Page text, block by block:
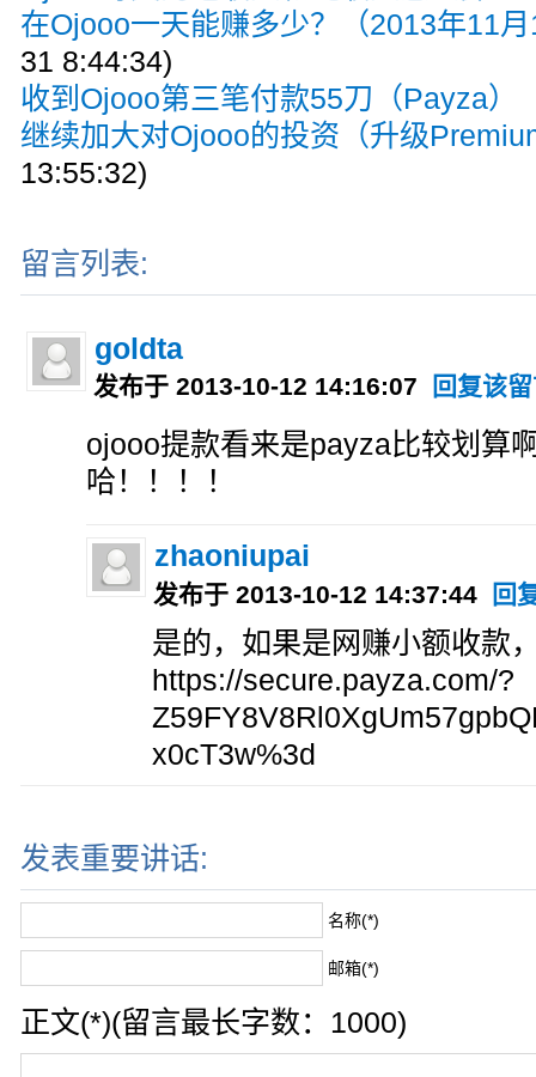
在Ojooo一天能赚多少？（2013年11
31 8:44:34)
收到Ojooo第三笔付款55刀（Payza）
继续加大对Ojooo的投资（升级
13:55:32)
留言列表:
goldta
发布于 2013-10-12 14:16:07 回复该
ojooo提款看来是payza比较划算
哈！！！！
zhaoniupai
发布于 2013-10-12 14:37:44 回
是的，如果是网赚小额收款
https://secure.payza.com/?
x0cT3w%3d
发表重要讲话:
名称(*)
邮箱(*)
正文(*)(留言最长字数：1000)